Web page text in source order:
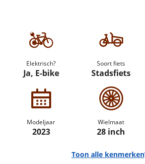
Elektrisch?
Ja, E-bike
Soort fiets
Stadsfiets
Modeljaar
2023
Wielmaat
28 inch
Toon alle kenmerken